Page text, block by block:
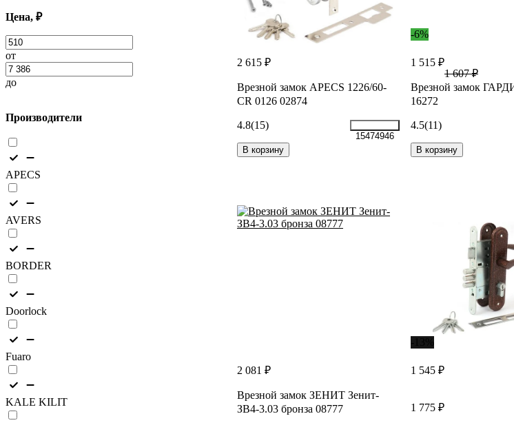
Цена, ₽
от
до
Производители
APECS
AVERS
BORDER
Doorlock
Fuaro
KALE KILIT
2 615 ₽
Врезной замок APECS 1226/60-
CR 0126 02874
4.8(15)
15474946
В корзину
-6%
1 515 ₽
1 607 ₽
Врезной замок
16272
4.5(11)
В корзину
2 081 ₽
Врезной замок ЗЕНИТ Зенит-
ЗВ4-3.03 бронза 08777
1 545 ₽
1 775 ₽